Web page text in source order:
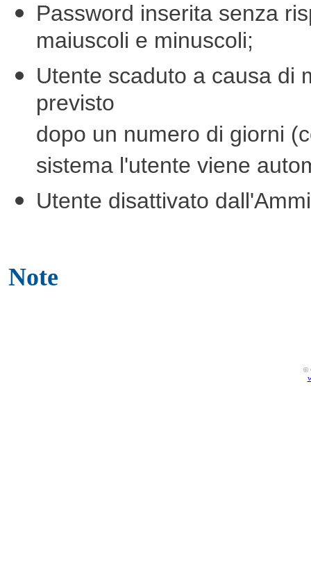
Password inserita senza
maiuscoli e minuscoli;
Utente scaduto a causa di
previsto
dopo un numero di giorni
sistema l'utente viene
Utente disattivato
Note
©